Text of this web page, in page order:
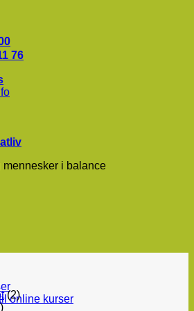
76
i balance
online kurser
(2)